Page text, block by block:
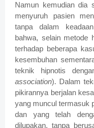
Namun kemudian dia
menyuruh pasien
tanpa dalam
bahwa, selain metode
terhadap beberapa
kesembuhan
teknik hipnotis
association). Dalam
pikirannya berjalan
yang muncul termasuk
dan yang telah
dilupakan, tanpa